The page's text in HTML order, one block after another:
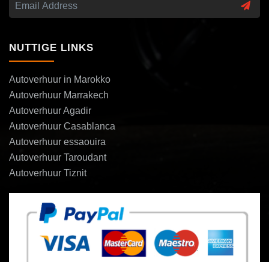
NUTTIGE LINKS
Autoverhuur in Marokko
Autoverhuur Marrakech
Autoverhuur Agadir
Autoverhuur Casablanca
Autoverhuur essaouira
Autoverhuur Taroudant
Autoverhuur Tiznit